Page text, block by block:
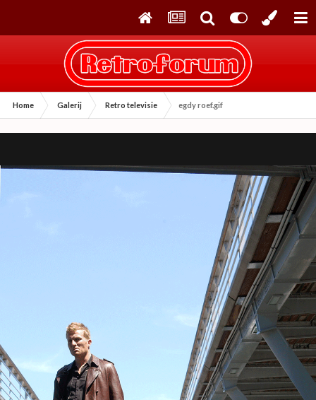
Home Galerij Retro televisie egdy roef.gif